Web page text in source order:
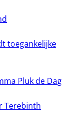
toegankelijke
Pluk de Dag
Terebinth